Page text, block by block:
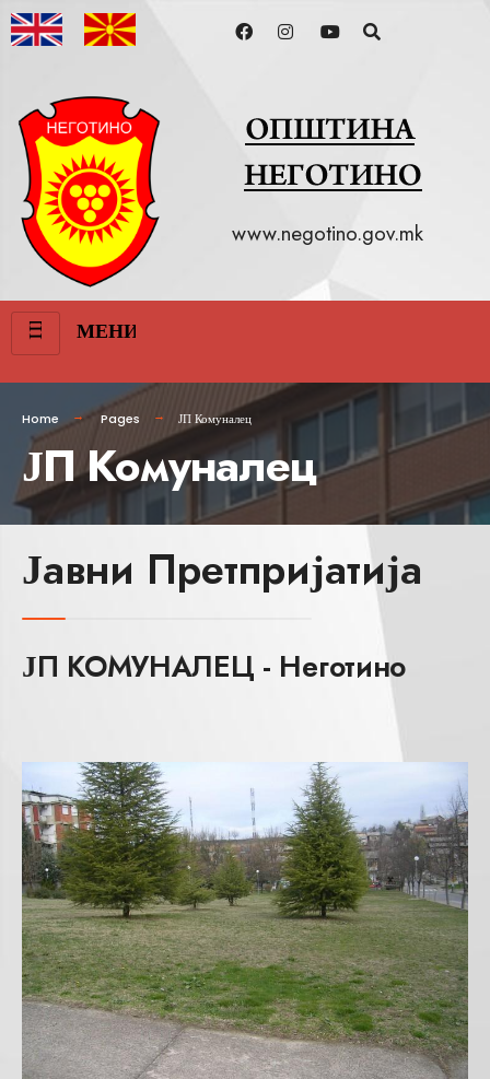
www.negotino.gov.mk
МЕНИ
III
Home Pages ЈП Комуналец
ЈП Комуналец
Јавни Претпријатија
ЈП КОМУНАЛЕЦ - Неготино